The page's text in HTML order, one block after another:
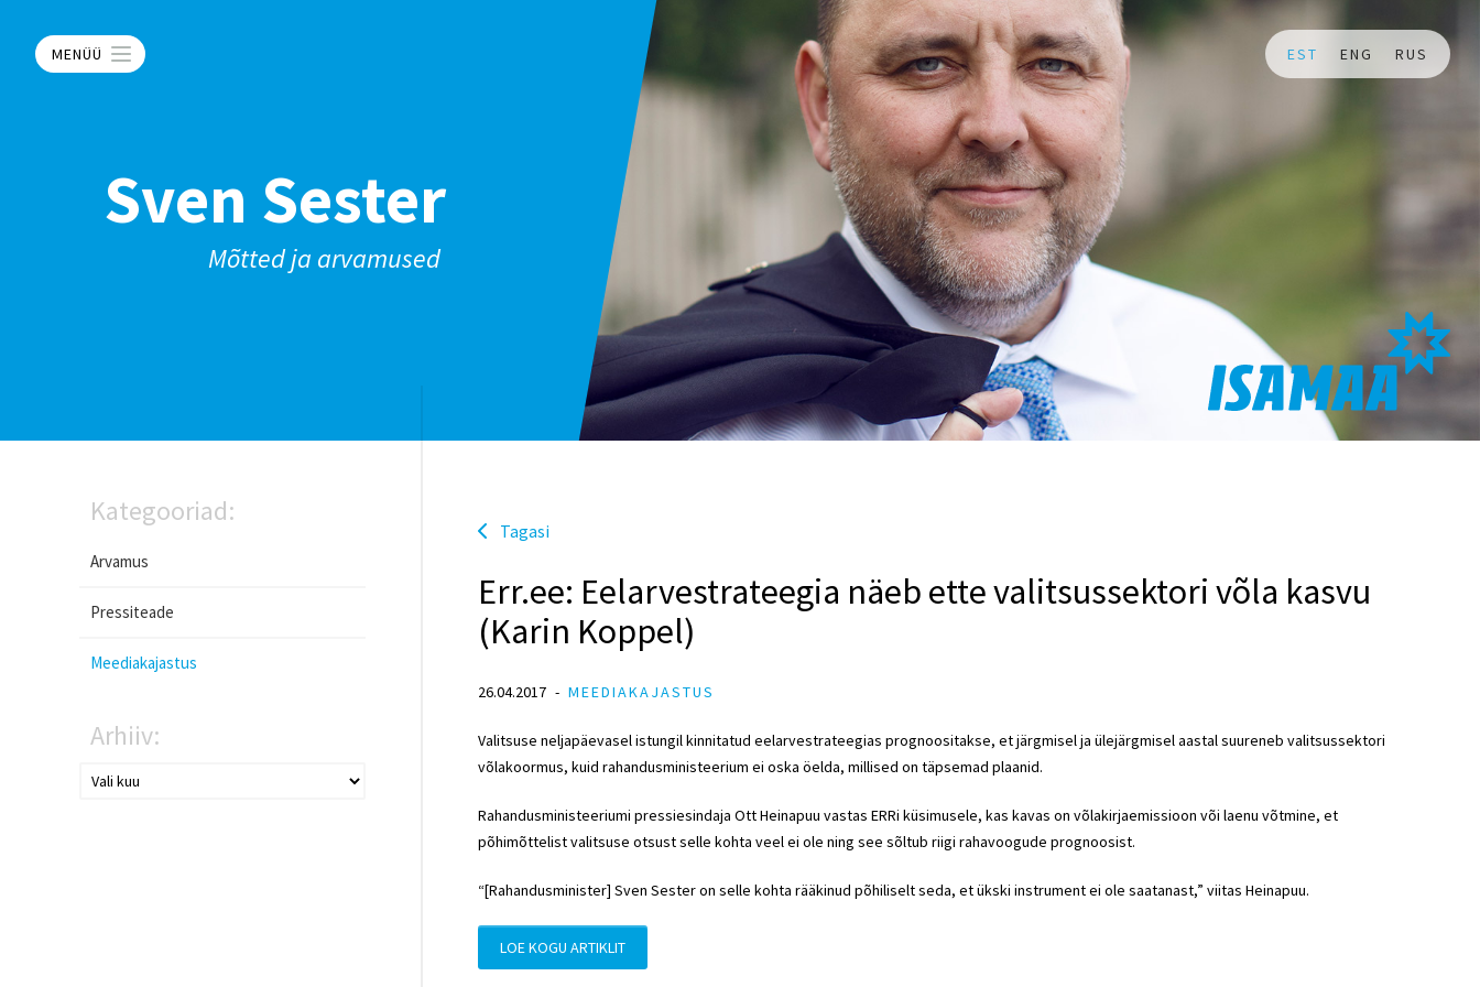
MENÜÜ EST ENG RUS
Sven Sester
Mõtted ja arvamused
Kategooriad:
Arvamus
Pressiteade
Meediakajastus
Arhiiv:
Tagasi
Err.ee: Eelarvestrateegia näeb ette valitsussektori võla kasvu
(Karin Koppel)
26.04.2017 MEEDIAKAJASTUS
Valitsuse neljapäevasel istungil kinnitatud eelarvestrateegias prognoositakse, et järgmisel ja ülejärgmisel aastal suureneb valitsussektori
võlakoormus, kuid rahandusministeerium ei oska öelda, millised on täpsemad plaanid.
Rahandusministeeriumi pressiesindaja Ott Heinapuu vastas ERRi küsimusele, kas kavas on võlakirjaemissioon või laenu võtmine, et
põhimõttelist valitsuse otsust selle kohta veel ei ole ning see sõltub riigi rahavoogude prognoosist.
“[Rahandusminister] Sven Sester on selle kohta rääkinud põhiliselt seda, et ükski instrument ei ole saatanast,” viitas Heinapuu.
LOE KOGU ARTIKLIT